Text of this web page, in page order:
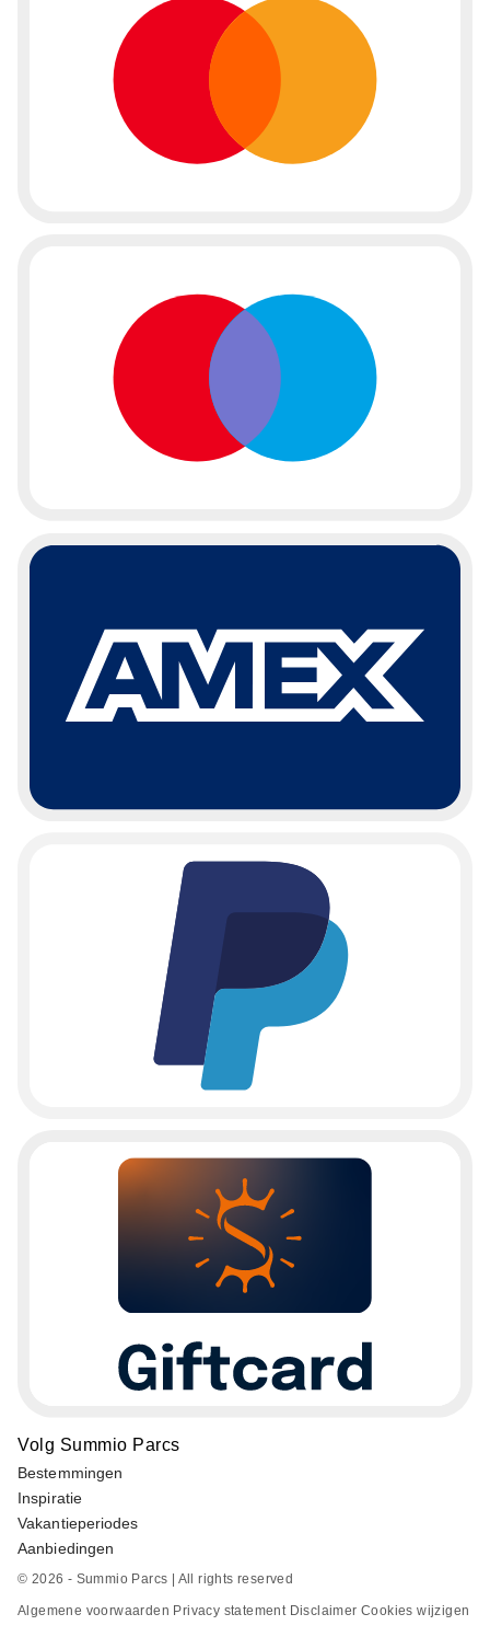
Volg Summio Parcs
Bestemmingen
Inspiratie
Vakantieperiodes
Aanbiedingen
© 2026 - Summio Parcs | All rights reserved
Algemene voorwaarden Privacy statement DisclaimerCookies wijzigen